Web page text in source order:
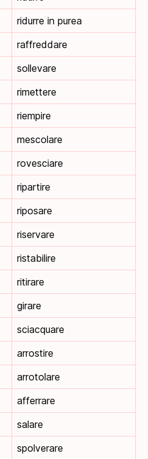
ridurre in purea
raffreddare
sollevare
rimettere
riempire
mescolare
rovesciare
ripartire
riposare
riservare
ristabilire
ritirare
girare
sciacquare
arrostire
arrotolare
afferrare
salare
spolverare